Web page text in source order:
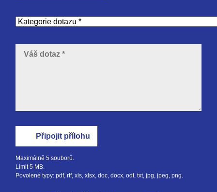
Kategorie
Váš
Připojit přílohu
Maximálně 5 souborů.
Limit 5 MB.
Povolené typy: pdf, rtf, xls, xlsx, doc, docx, odt, txt, jpg, jpeg, png.